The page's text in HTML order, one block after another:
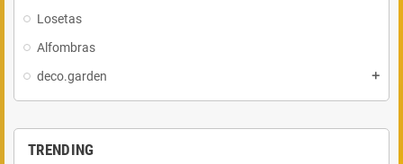
Losetas
Alfombras
deco.garden
add
TRENDING